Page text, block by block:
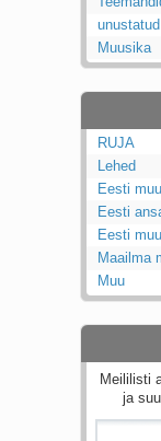
Muusika
RUJA
Lehed
Eesti
Eesti
Eesti
Maailma
Muu
Meililisti
ja